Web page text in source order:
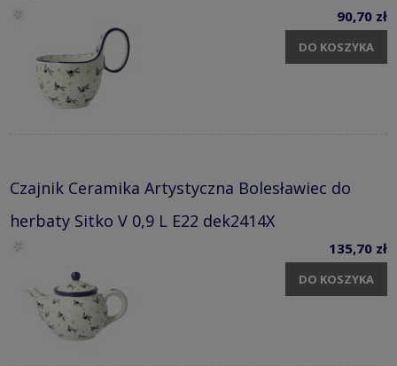
90,70 zł
DO KOSZYKA
Czajnik Ceramika Artystyczna Bolesławiec do
herbaty Sitko V 0,9 L E22 dek2414X
135,70 zł
DO KOSZYKA